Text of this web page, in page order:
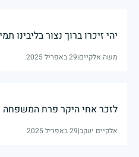
יהי זיכרו ברוך נצור בליבינו
משה אלקיים|29 באפריל 2025
לזכר אחי היקר פרח המשפחה
אלקיים יעקב|29 באפריל 2025